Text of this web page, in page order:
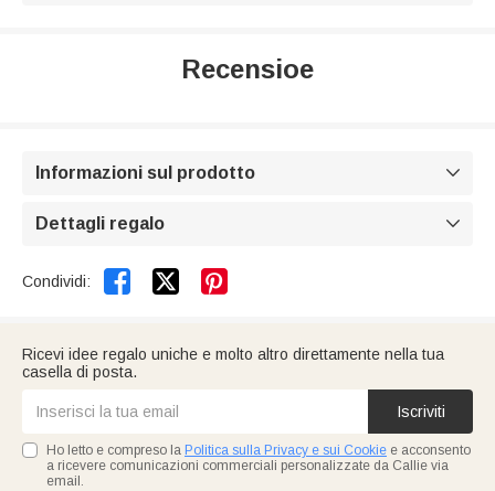
Recensioe
Informazioni sul prodotto 
Dettagli regalo 
Condividi:  
Ricevi idee regalo uniche e molto altro direttamente nella tua
casella di posta.
Iscriviti
Ho letto e compreso la Politica sulla Privacy e sui Cookie e acconsento
a ricevere comunicazioni commerciali personalizzate da Callie via
email.